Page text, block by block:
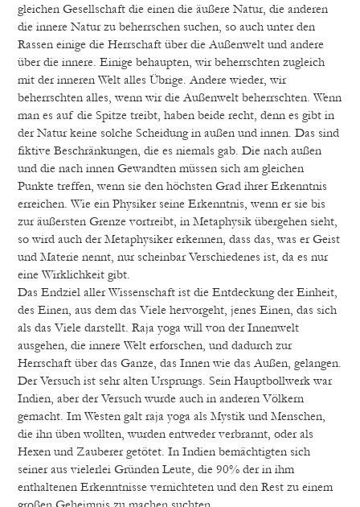
gleichen Gesellschaft die einen die äußere Natur, die anderen
die innere Natur zu beherrschen suchen, so auch unter den
Rassen einige die Herrschaft über die Außenwelt und andere
über die innere. Einige behaupten, wir beherrschten zugleich
mit der inneren Welt alles Übrige. Andere wieder, wir
beherrschten alles, wenn wir die Außenwelt beherrschten. Wenn
man es auf die Spitze treibt, haben beide recht, denn es gibt in
der Natur keine solche Scheidung in außen und innen. Das sind
fiktive Beschränkungen, die es niemals gab. Die nach außen
und die nach innen Gewandten müssen sich am gleichen
Punkte treffen, wenn sie den höchsten Grad ihrer Erkenntnis
erreichen. Wie ein Physiker seine Erkenntnis, wenn er sie bis
zur äußersten Grenze vortreibt, in Metaphysik übergehen sieht,
so wird auch der Metaphysiker erkennen, dass das, was er Geist
und Materie nennt, nur scheinbar Verschiedenes ist, da es nur
eine Wirklichkeit gibt.
Das Endziel aller Wissenschaft ist die Entdeckung der Einheit,
des Einen, aus dem das Viele hervorgeht, jenes Einen, das sich
als das Viele darstellt. Raja yoga will von der Innenwelt
ausgehen, die innere Welt erforschen, und dadurch zur
Herrschaft über das Ganze, das Innen wie das Außen, gelangen.
Der Versuch ist sehr alten Ursprungs. Sein Hauptbollwerk war
Indien, aber der Versuch wurde auch in anderen Völkern
gemacht. Im Westen galt raja yoga als Mystik und Menschen,
die ihn üben wollten, wurden entweder verbrannt, oder als
Hexen und Zauberer getötet. In Indien bemächtigten sich
seiner aus vielerlei Gründen Leute, die 90% der in ihm
enthaltenen Erkenntnisse vernichteten und den Rest zu einem